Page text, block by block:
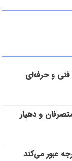
فنی و حرفه‌ای
و دهیار